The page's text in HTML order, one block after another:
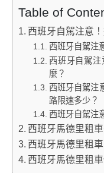
Table of
西班牙自駕注意
西班牙自駕注
西班牙自駕
麼？
西班牙自駕注
路限速多少？
西班牙自駕注
西班牙馬德里租
西班牙馬德里租
西班牙馬德里租